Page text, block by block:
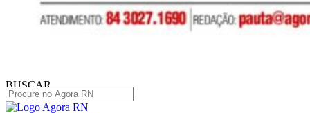
BUSCAR